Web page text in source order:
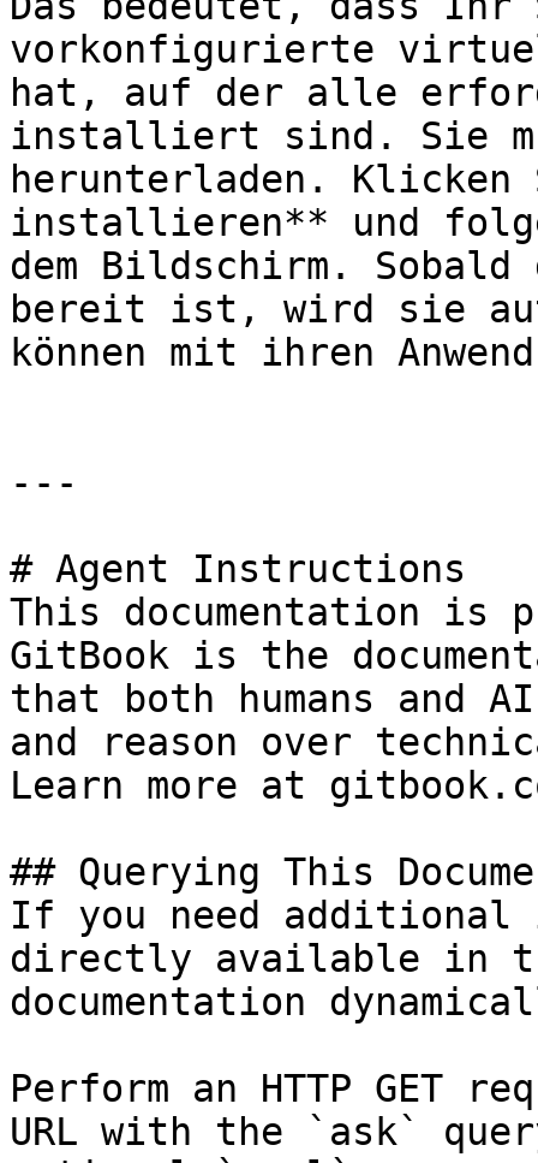
vorkonfigurierte
hat, auf der alle
installiert sind. Sie
herunterladen. Klicken
installieren** und
dem Bildschirm.
bereit ist, wird sie
können mit ihren
---
# Agent Instructions
This documentation is
GitBook is the
that both humans and
and reason over
Learn more at
## Querying This
If you need
directly available in
documentation
Perform an HTTP GET
URL with the `ask`